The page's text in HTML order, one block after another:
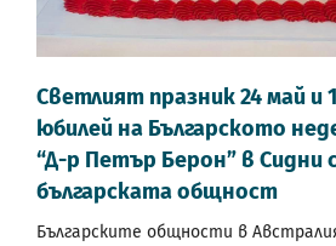
Светлият празник 24 май и
юбилей на Българското
“Д-р Петър Берон” в Сидни
българската общност
Българските общности в